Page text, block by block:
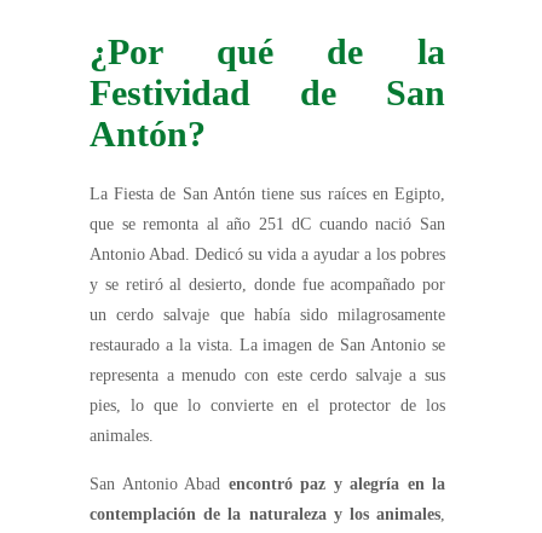
¿Por qué de la
Festividad de San
Antón?
La Fiesta de San Antón tiene sus raíces en Egipto,
que se remonta al año 251 dC cuando nació San
Antonio Abad. Dedicó su vida a ayudar a los pobres
y se retiró al desierto, donde fue acompañado por
un cerdo salvaje que había sido milagrosamente
restaurado a la vista. La imagen de San Antonio se
representa a menudo con este cerdo salvaje a sus
pies, lo que lo convierte en el protector de los
animales.
San Antonio Abad encontró paz y alegría en la
contemplación de la naturaleza y los animales